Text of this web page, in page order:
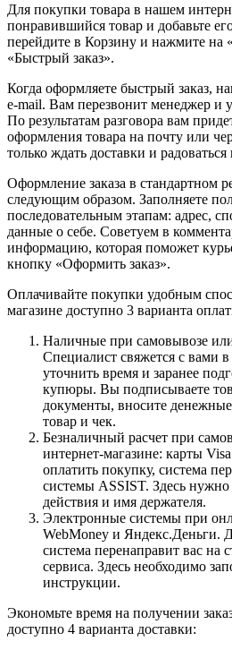
Для покупки товара в нашем
понравившийся товар и добавьте
перейдите в Корзину и нажмите на
«Быстрый заказ».
Когда оформляете быстрый заказ,
e-mail. Вам перезвонит менеджер и
По результатам разговора вам
оформления товара на почту или
только ждать доставки и
Оформление заказа в стандартном
следующим образом. Заполняете
последовательным этапам: адрес,
данные о себе. Советуем в
информацию, которая поможет
кнопку «Оформить заказ».
Оплачивайте покупки удобным
магазине доступно 3 варианта
Наличные при самовывозе
Специалист свяжется с вами
уточнить время и заранее
купюры. Вы подписываете
документы, вносите денежные
товар и чек.
Безналичный расчет при
интернет-магазине: карты
оплатить покупку, система
системы ASSIST. Здесь
действия и имя держателя.
Электронные системы при
WebMoney и Яндекс.Деньги.
система перенаправит вас на
сервиса. Здесь необходимо
инструкции.
Экономьте время на получении
доступно 4 варианта доставки: